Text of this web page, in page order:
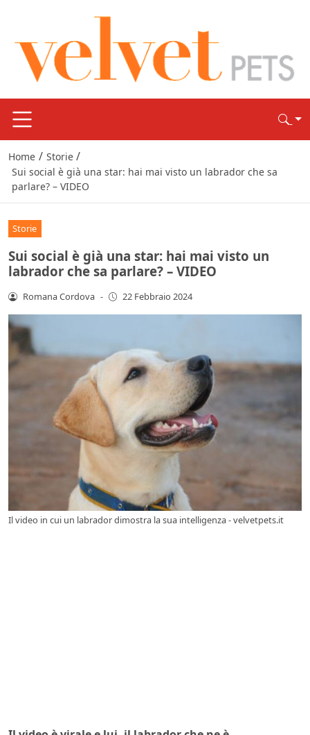
Home / Storie /
Sui social è già una star: hai mai visto un labrador che sa
parlare? – VIDEO
Storie
Sui social è già una star: hai mai visto un
labrador che sa parlare? – VIDEO
Romana Cordova - 22 Febbraio 2024
Il video in cui un labrador dimostra la sua intelligenza - velvetpets.it